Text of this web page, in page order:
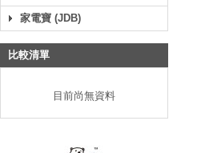
家電寶 (JDB)
比較清單
目前尚無資料